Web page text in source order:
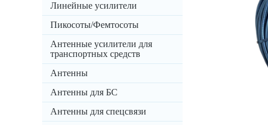
Линейные усилители
Пикосоты/Фемтосоты
Антенные усилители для
транспортных средств
Антенны
Антенны для БС
Антенны для спецсвязи